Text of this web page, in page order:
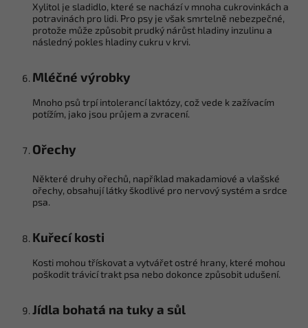
Xylitol je sladidlo, které se nachází v mnoha cukrovinkách a
potravinách pro lidi. Pro psy je však smrtelně nebezpečné,
protože může způsobit prudký nárůst hladiny inzulinu a
následný pokles hladiny cukru v krvi.
Mléčné výrobky
Mnoho psů trpí intolerancí laktózy, což vede k zažívacím
potížím, jako jsou průjem a zvracení.
Ořechy
Některé druhy ořechů, například makadamiové a vlašské
ořechy, obsahují látky škodlivé pro nervový systém a srdce
psa.
Kuřecí kosti
Kosti mohou třískovat a vytvářet ostré hrany, které mohou
poškodit trávicí trakt psa nebo dokonce způsobit udušení.
Jídla bohatá na tuky a sůl